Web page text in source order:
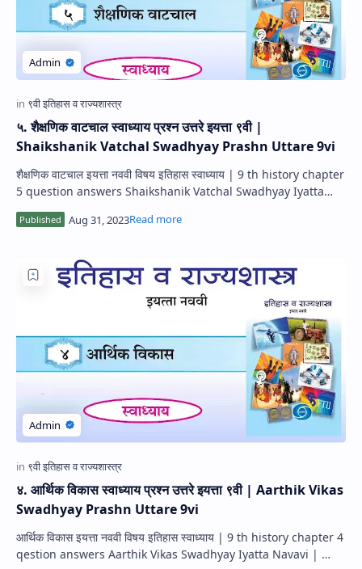
५. शैक्षणिक वाटचाल स्वाध्याय प्रश्न उत्तरे इयत्ता ९वी |
Shaikshanik Vatchal Swadhyay Prashn Uttare 9vi
शैक्षणिक वाटचाल इयत्ता नववी विषय इतिहास स्वाध्याय | 9 th history chapter
5 question answers Shaikshanik Vatchal Swadhyay Iyatta
Navavi | Class 9 h…
४. आर्थिक विकास स्वाध्याय प्रश्न उत्तरे इयत्ता ९वी | Aarthik Vikas
Swadhyay Prashn Uttare 9vi
आर्थिक विकास इयत्ता नववी विषय इतिहास स्वाध्याय | 9 th history chapter 4
qestion answers Aarthik Vikas Swadhyay Iyatta Navavi |